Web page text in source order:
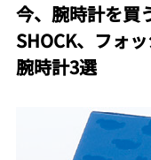
今、腕時計を買
SHOCK、フォ
腕時計3選